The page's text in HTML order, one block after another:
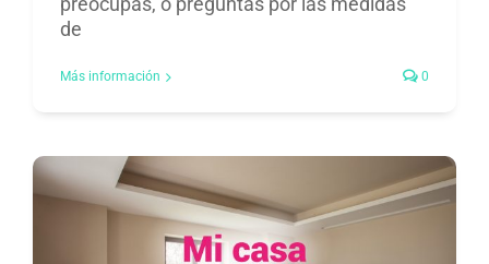
de
Más información 0